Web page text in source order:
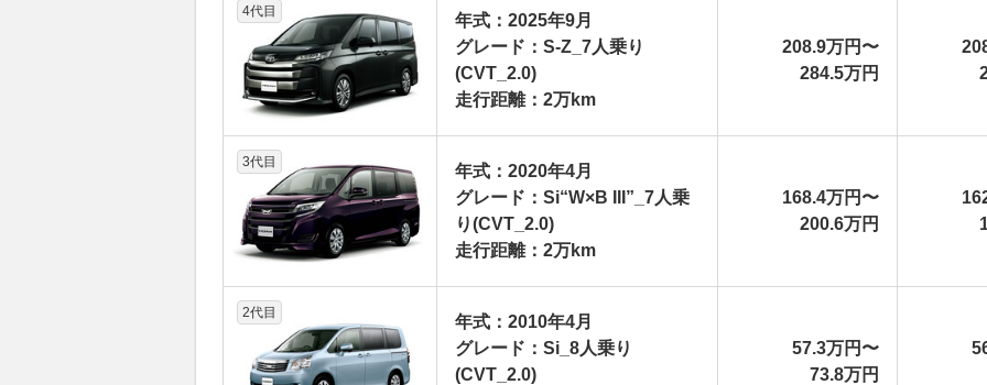
4代目
年式：2025年9月
グレード：S-Z_7人乗り
(CVT_2.0)
走行距離：2万km
208.9万円〜
284.5万円
3代目
年式：2020年4月
グレード：Si“W×B III”_7人乗
り(CVT_2.0)
走行距離：2万km
168.4万円〜
200.6万円
2代目
年式：2010年4月
グレード：Si_8人乗り
(CVT_2.0)
57.3万円〜
73.8万円